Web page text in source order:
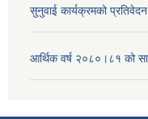
सुनुवाई कार्यक्रमको प्रतिवेदन
आर्थिक वर्ष २०८०।८१ को